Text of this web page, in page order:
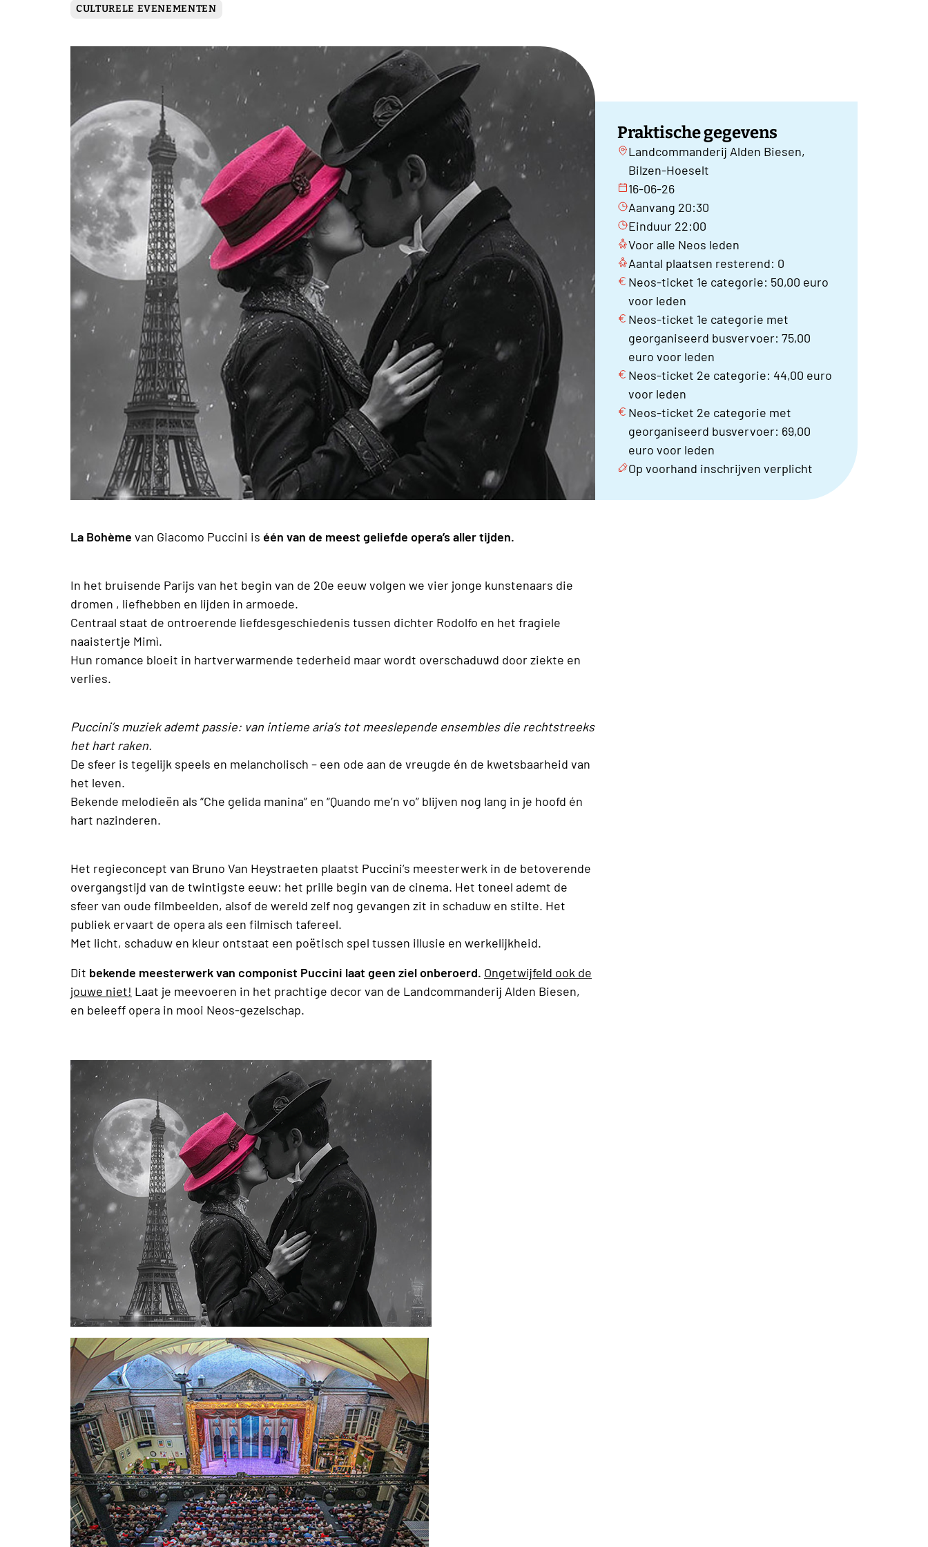
CULTURELE EVENEMENTEN
Praktische gegevens
Landcommanderij Alden Biesen,
Bilzen-Hoeselt
16-06-26
Aanvang 20:30
Einduur 22:00
Voor alle Neos leden
Aantal plaatsen resterend: 0
Neos-ticket 1e categorie: 50,00 euro
voor leden
Neos-ticket 1e categorie met
georganiseerd busvervoer: 75,00
euro voor leden
Neos-ticket 2e categorie: 44,00 euro
voor leden
Neos-ticket 2e categorie met
georganiseerd busvervoer: 69,00
euro voor leden
Op voorhand inschrijven verplicht
La Bohème van Giacomo Puccini is één van de meest geliefde opera’s aller tijden.
In het bruisende Parijs van het begin van de 20e eeuw volgen we vier jonge kunstenaars die
dromen , liefhebben en lijden in armoede.
Centraal staat de ontroerende liefdesgeschiedenis tussen dichter Rodolfo en het fragiele
naaistertje Mimì.
Hun romance bloeit in hartverwarmende tederheid maar wordt overschaduwd door ziekte en
verlies.
Puccini’s muziek ademt passie: van intieme aria’s tot meeslepende ensembles die rechtstreeks
het hart raken.
De sfeer is tegelijk speels en melancholisch – een ode aan de vreugde én de kwetsbaarheid van
het leven.
Bekende melodieën als “Che gelida manina” en “Quando me’n vo” blijven nog lang in je hoofd én
hart nazinderen.
Het regieconcept van Bruno Van Heystraeten plaatst Puccini’s meesterwerk in de betoverende
overgangstijd van de twintigste eeuw: het prille begin van de cinema. Het toneel ademt de
sfeer van oude filmbeelden, alsof de wereld zelf nog gevangen zit in schaduw en stilte. Het
publiek ervaart de opera als een filmisch tafereel.
Met licht, schaduw en kleur ontstaat een poëtisch spel tussen illusie en werkelijkheid.
Dit bekende meesterwerk van componist Puccini laat geen ziel onberoerd. Ongetwijfeld ook de
jouwe niet! Laat je meevoeren in het prachtige decor van de Landcommanderij Alden Biesen,
en beleeff opera in mooi Neos-gezelschap.